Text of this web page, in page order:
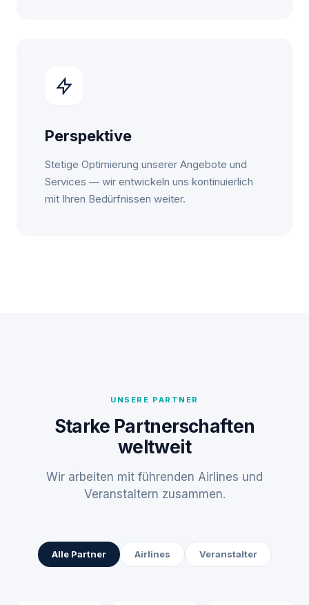
Perspektive
Stetige Optimierung unserer Angebote und
Services — wir entwickeln uns kontinuierlich
mit Ihren Bedürfnissen weiter.
UNSERE PARTNER
Starke Partnerschaften
weltweit
Wir arbeiten mit führenden Airlines und
Veranstaltern zusammen.
Alle Partner Airlines Veranstalter